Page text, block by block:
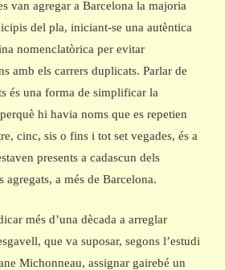
van agregar a Barcelona la majoria
del pla, iniciant-se una autèntica
nomenclatòrica per evitar
amb els carrers duplicats. Parlar de
és una forma de simplificar la
hi havia noms que es repetien
cinc, sis o fins i tot set vegades, és a
presents a cadascun dels
agregats, a més de Barcelona.
més d’una dècada a arreglar
que va suposar, segons l’estudi
Michonneau, assignar gairebé un